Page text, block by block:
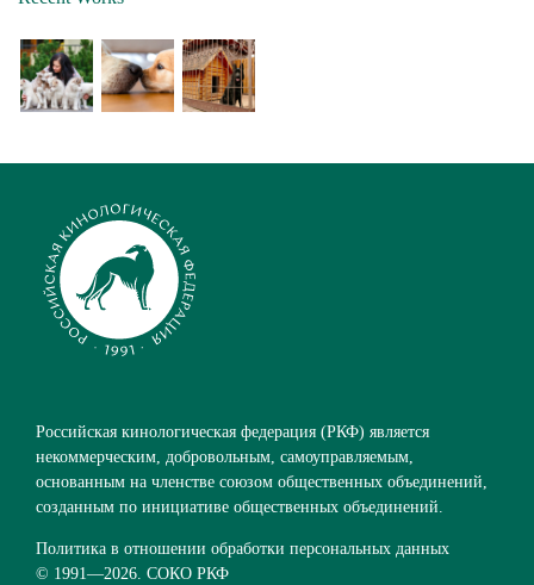
Российская кинологическая федерация (РКФ) является
некоммерческим, добровольным, самоуправляемым,
основанным на членстве союзом общественных объединений,
созданным по инициативе общественных объединений.
Политика в отношении обработки персональных данных
© 1991—2026. СОКО РКФ